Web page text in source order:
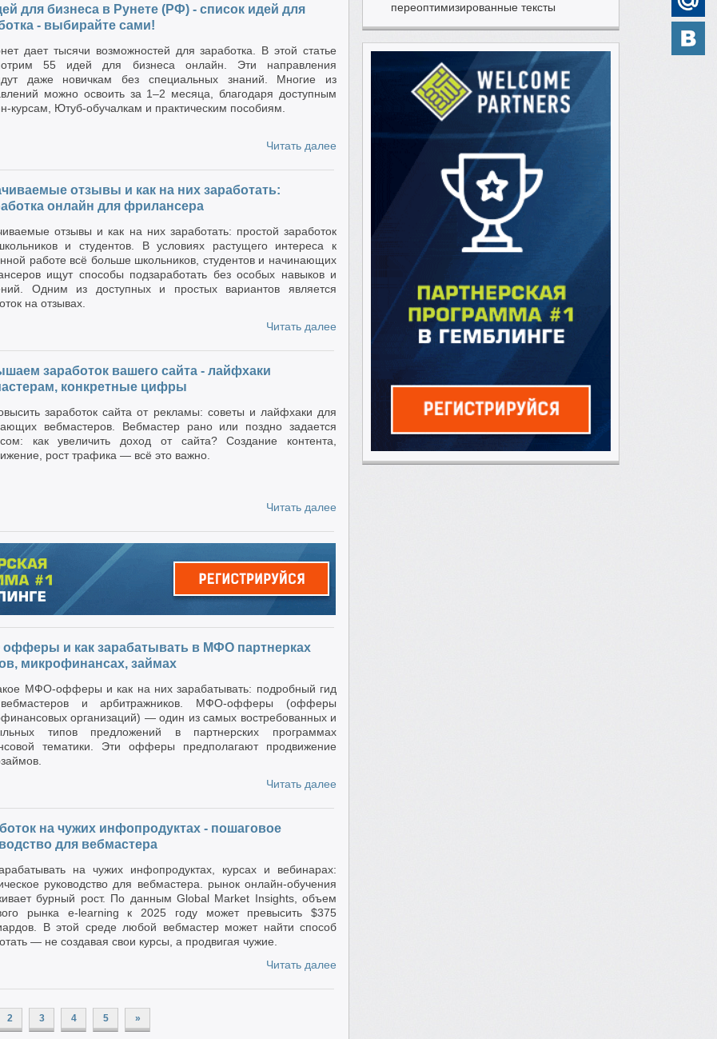
для бизнеса в Рунете (РФ) - список идей для
- выбирайте сами!
дает тысячи возможностей для заработка. В этой статье
55 идей для бизнеса онлайн. Эти направления
даже новичкам без специальных знаний. Многие из
можно освоить за 1–2 месяца, благодаря доступным
курсам, Ютуб-обучалкам и практическим пособиям.
Читать далее
отзывы и как на них заработать:
онлайн для фрилансера
отзывы и как на них заработать: простой заработок
и студентов. В условиях растущего интереса к
работе всё больше школьников, студентов и начинающих
ищут способы подзаработать без особых навыков и
Одним из доступных и простых вариантов является
на отзывах.
Читать далее
заработок вашего сайта - лайфхаки
конкретные цифры
заработок сайта от рекламы: советы и лайфхаки для
вебмастеров. Вебмастер рано или поздно задается
как увеличить доход от сайта? Создание контента,
рост трафика — всё это важно.
Читать далее
и как зарабатывать в МФО партнерках
микрофинансах, займах
МФО-офферы и как на них зарабатывать: подробный гид
и арбитражников. МФО-офферы (офферы
организаций) — один из самых востребованных и
типов предложений в партнерских программах
тематики. Эти офферы предполагают продвижение
Читать далее
на чужих инфопродуктах - пошаговое
для вебмастера
на чужих инфопродуктах, курсах и вебинарах:
руководство для вебмастера. рынок онлайн-обучения
бурный рост. По данным Global Market Insights, объем
рынка e-learning к 2025 году может превысить $375
В этой среде любой вебмастер может найти способ
— не создавая свои курсы, а продвигая чужие.
Читать далее
2 3 4 5 »
переоптимизированные тексты